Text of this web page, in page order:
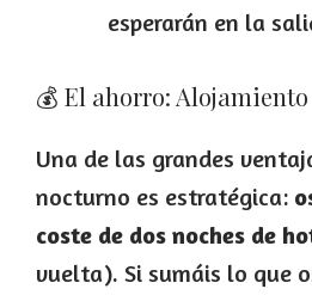
esperarán en la
💰 El ahorro:
Una de las grandes
nocturno es estratégica:
coste de dos noches de
vuelta). Si sumáis lo que